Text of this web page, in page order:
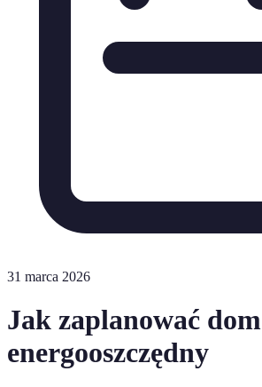
31 marca 2026
Jak zaplanować dom
energooszczędny